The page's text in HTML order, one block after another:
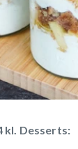
kl. Desserts: